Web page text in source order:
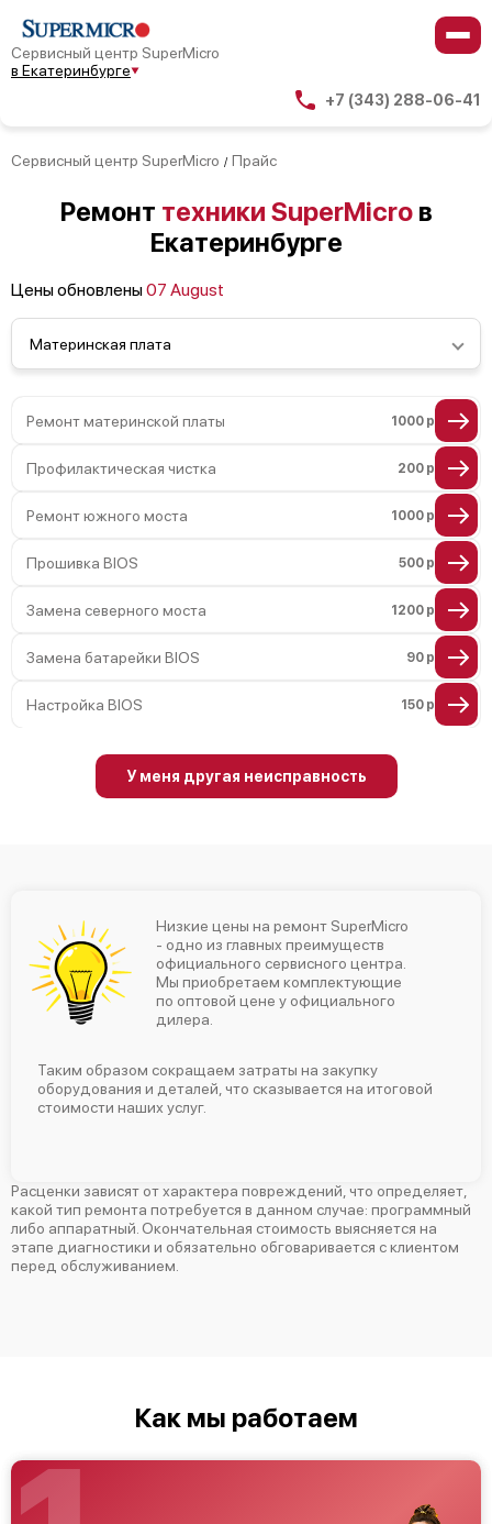
Сервисный центр SuperMicro
в Екатеринбурге
+7 (343) 288-06-41
Сервисный центр SuperMicro / Прайс
Ремонт техники SuperMicro в
Екатеринбурге
Цены обновлены07 August
Материнская плата
Ремонт материнской платы 1000 р
Профилактическая чистка 200 р
Ремонт южного моста 1000 р
Прошивка BIOS 500 р
Замена северного моста 1200 р
Замена батарейки BIOS 90 р
Настройка BIOS 150 р
У меня другая неисправность
Низкие цены на ремонт SuperMicro
- одно из главных преимуществ
официального сервисного центра.
Мы приобретаем комплектующие
по оптовой цене у официального
дилера.
Таким образом сокращаем затраты на закупку
оборудования и деталей, что сказывается на итоговой
стоимости наших услуг.
Расценки зависят от характера повреждений, что определяет,
какой тип ремонта потребуется в данном случае: программный
либо аппаратный. Окончательная стоимость выясняется на
этапе диагностики и обязательно обговаривается с клиентом
перед обслуживанием.
Как мы работаем